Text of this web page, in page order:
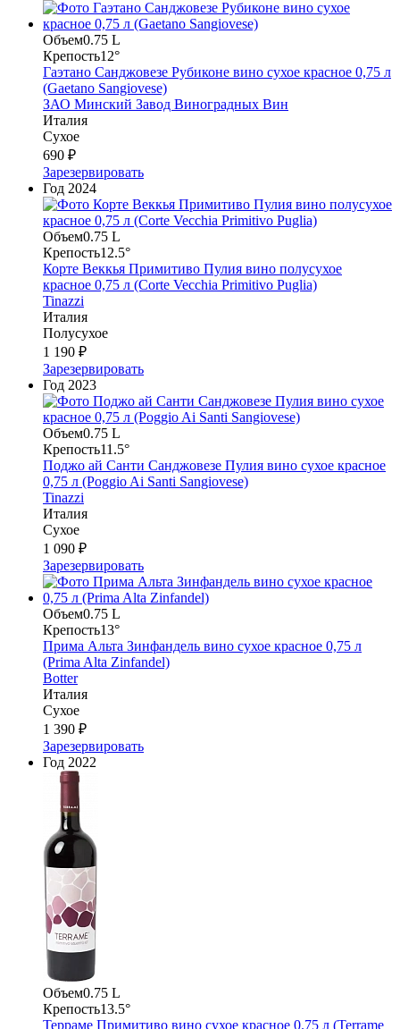
Объем0.75 L
Крепость12°
Гаэтано Санджовезе Рубиконе вино сухое красное 0,75 л
(Gaetano Sangiovese)
ЗАО Минский Завод Виноградных Вин
Италия
Сухое
690 ₽
Зарезервировать
Год 2024
Объем0.75 L
Крепость12.5°
Корте Веккья Примитиво Пулия вино полусухое
красное 0,75 л (Corte Vecchia Primitivo Puglia)
Tinazzi
Италия
Полусухое
1 190 ₽
Зарезервировать
Год 2023
Объем0.75 L
Крепость11.5°
Поджо ай Санти Санджовезе Пулия вино сухое красное
0,75 л (Poggio Ai Santi Sangiovese)
Tinazzi
Италия
Сухое
1 090 ₽
Зарезервировать
Объем0.75 L
Крепость13°
Прима Альта Зинфандель вино сухое красное 0,75 л
(Prima Alta Zinfandel)
Botter
Италия
Сухое
1 390 ₽
Зарезервировать
Год 2022
Объем0.75 L
Крепость13.5°
Терраме Примитиво вино сухое красное 0.75 л (Terrame